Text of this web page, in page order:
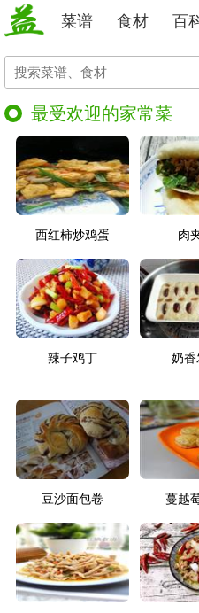
菜谱 食材 百
最受欢迎的家常菜
西红柿炒鸡蛋 肉
辣子鸡丁 奶香
豆沙面包卷 蔓越